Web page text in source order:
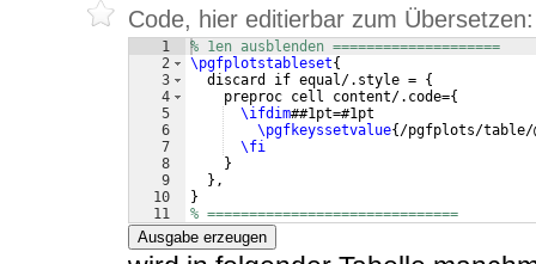
Code, hier editierbar zum Übersetzen:
1
2
3
4
5
6
7
8
9
10
11
% 1en ausblenden ====================
\pgfplotstableset{
  discard if equal/.style =
{
    preproc cell content/.code=
{
\ifdim##1pt=#1pt
\pgfkeyssetvalue{ /pgfplots/table/
\fi
}
} ,
}
% ==============================
Ausgabe erzeugen